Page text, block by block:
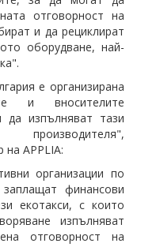
отговорност на
и да рециклират
оборудване, най-
е организирана
и вносителите
изпълняват тази
на APPLIA:
организации по
финансови
екотакси, с които
изпълняват
отговорност на